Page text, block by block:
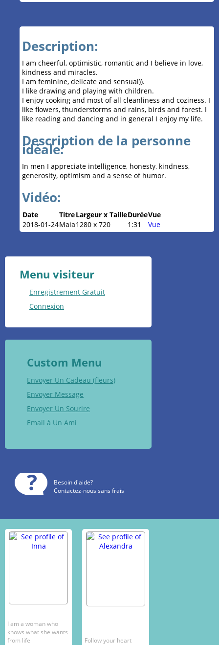
Description:
I am cheerful, optimistic, romantic and I believe in love,
kindness and miracles.
I am feminine, delicate and sensual)).
I like drawing and playing with children.
I enjoy cooking and most of all cleanliness and coziness. I
like flowers, thunderstorms and rains, birds and forest. I
like reading and dancing and in general I enjoy my life.
Description de la personne
idéale:
In men I appreciate intelligence, honesty, kindness,
generosity, optimism and a sense of humor.
Vidéo:
Date TitreLargeur x TailleDuréeVue
2018-01-24Maia1280 x 720 1:31 Vue
Menu visiteur
Enregistrement Gratuit
Connexion
Custom Menu
Envoyer Un Cadeau (fleurs)
Envoyer Message
Envoyer Un Sourire
Email à Un Ami
Besoin d'aide?
Contactez-nous sans frais
I am a woman who
knows what she wants
from life
Follow your heart